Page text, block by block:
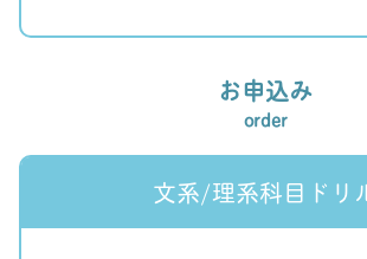
お申込み
order
文系/理系科目ドリ